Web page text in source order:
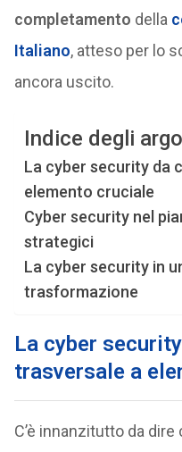
completamento della
Italiano, atteso per lo
ancora uscito.
Indice degli
La cyber security da
elemento cruciale
Cyber security nel
strategici
La cyber security in
trasformazione
La cyber
trasversale a
C’è innanzitutto da